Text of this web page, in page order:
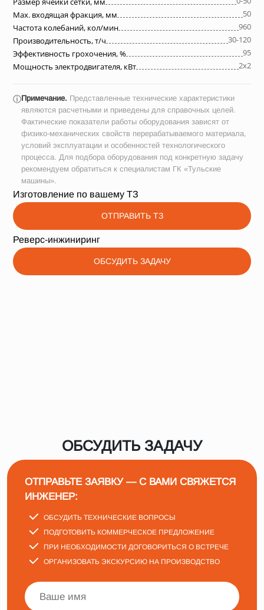
Max. входящая фракция, мм
50
Частота колебаний, кол/мин
960
Производительность, т/ч
30-120
Эффективность грохочения, %
95
Мощность электродвигателя, кВт
2х2
ⓘПримечание. Представленные технические характеристики
являются расчетными и приведены для справочных целей.
Фактические показатели работы оборудования зависят от
физико-механических свойств перерабатываемого материала,
условий эксплуатации и особенностей технологического
процесса. Для подбора оборудования под конкретную задачу
рекомендуем обратиться к специалистам ГК «Тульские
машины».
Изготовление по вашему ТЗ
ОТПРАВИТЬ ТЗ
Реверс-инжиниринг
ОБСУДИТЬ ЗАДАЧУ
ОБСУДИТЬ ЗАДАЧУ
ОТПРАВЬТЕ ЗАЯВКУ — С ВАМИ СВЯЖЕТСЯ
ИНЖЕНЕР:
ОБСУДИТЬ ТЕХНИЧЕСКИЕ ВОПРОСЫ
ПОДГОТОВИТЬ КОММЕРЧЕСКОЕ ПРЕДЛОЖЕНИЕ
ПРИ НЕОБХОДИМОСТИ ДОГОВОРИТЬСЯ О ВСТРЕЧЕ
ОРГАНИЗОВАТЬ ЭКСКУРСИЮ НА ПРОИЗВОДСТВО